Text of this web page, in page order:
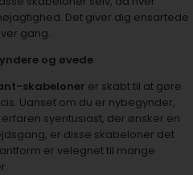
Det giver dig ensartede
gang.
og øvede
skabeloner er skabt til at gøre
Uanset om du er nybegynder,
syentusiast, der ønsker en
er disse skabeloner det
er velegnet til mange